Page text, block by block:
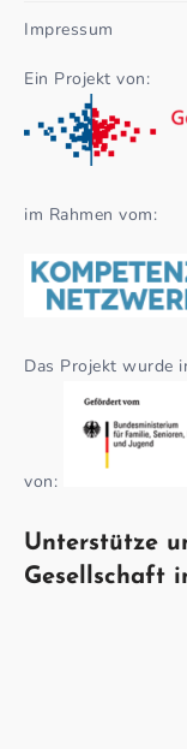
Impressum
Ein Projekt von:
im Rahmen vom:
Das Projekt wurde
von:
Unterstütze
Gesellschaft